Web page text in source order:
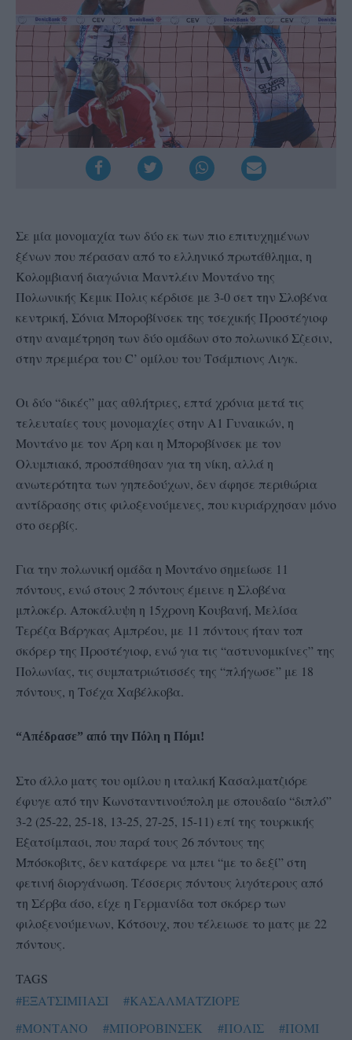
Σε μία μονομαχία των δύο εκ των πιο επιτυχημένων
ξένων που πέρασαν από το ελληνικό πρωτάθλημα, η
Κολομβιανή διαγώνια Μαντλέιν Μοντάνο της
Πολωνικής Κεμικ Πολις κέρδισε με 3-0 σετ την Σλοβένα
κεντρική, Σόνια Μποροβίνσεκ της τσεχικής Προστέγιοφ
στην αναμέτρηση των δύο ομάδων στο πολωνικό Σζεσιν,
στην πρεμιέρα του C’ ομίλου του Τσάμπιονς Λιγκ.
Οι δύο “δικές” μας αθλήτριες, επτά χρόνια μετά τις
τελευταίες τους μονομαχίες στην Α1 Γυναικών, η
Μοντάνο με τον Άρη και η Μποροβίνσεκ με τον
Ολυμπιακό, προσπάθησαν για τη νίκη, αλλά η
ανωτερότητα των γηπεδούχων, δεν άφησε περιθώρια
αντίδρασης στις φιλοξενούμενες, που κυριάρχησαν μόνο
στο σερβίς.
Για την πολωνική ομάδα η Μοντάνο σημείωσε 11
πόντους, ενώ στους 2 πόντους έμεινε η Σλοβένα
μπλοκέρ. Αποκάλυψη η 15χρονη Κουβανή, Μελίσα
Τερέζα Βάργκας Αμπρέου, με 11 πόντους ήταν τοπ
σκόρερ της Προστέγιοφ, ενώ για τις “αστυνομικίνες” της
Πολωνίας, τις συμπατριώτισσές της “πλήγωσε” με 18
πόντους, η Τσέχα Χαβέλκοβα.
“Απέδρασε” από την Πόλη η Πόμι!
Στο άλλο ματς του ομίλου η ιταλική Κασαλματζιόρε
έφυγε από την Κωνσταντινούπολη με σπουδαίο “διπλό”
3-2 (25-22, 25-18, 13-25, 27-25, 15-11) επί της τουρκικής
Εξατσίμπασι, που παρά τους 26 πόντους της
Μπόσκοβιτς, δεν κατάφερε να μπει “με το δεξί” στη
φετινή διοργάνωση. Τέσσερις πόντους λιγότερους από
τη Σέρβα άσο, είχε η Γερμανίδα τοπ σκόρερ των
φιλοξενούμενων, Κότσουχ, που τέλειωσε το ματς με 22
πόντους.
TAGS
#ΕΞΑΤΣΙΜΠΑΣΙ
#ΚΑΣΑΛΜΑΤΖΙΟΡΕ
#ΜΟΝΤΑΝΟ
#ΜΠΟΡΟΒΙΝΣΕΚ #ΠΟΛΙΣ
#ΠΟΜΙ